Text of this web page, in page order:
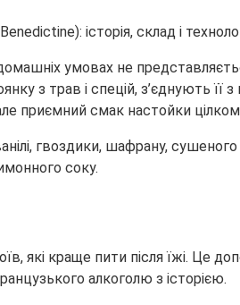
умовах не
з трав і спецій, з’єднують
приємний смак настойки
гвоздики, шафрану,
соку.
які краще пити після їжі. Це
алкоголю з історією.